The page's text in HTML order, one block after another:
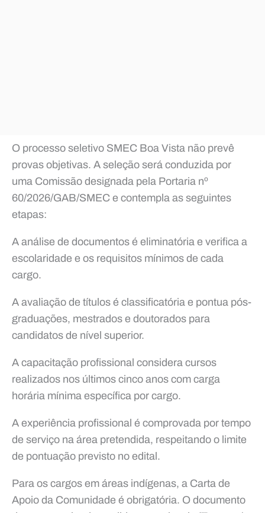
O processo seletivo SMEC Boa Vista não prevê
provas objetivas. A seleção será conduzida por
uma Comissão designada pela Portaria nº
60/2026/GAB/SMEC e contempla as seguintes
etapas:
A análise de documentos é eliminatória e verifica a
escolaridade e os requisitos mínimos de cada
cargo.
A avaliação de títulos é classificatória e pontua pós-
graduações, mestrados e doutorados para
candidatos de nível superior.
A capacitação profissional considera cursos
realizados nos últimos cinco anos com carga
horária mínima específica por cargo.
A experiência profissional é comprovada por tempo
de serviço na área pretendida, respeitando o limite
de pontuação previsto no edital.
Para os cargos em áreas indígenas, a Carta de
Apoio da Comunidade é obrigatória. O documento